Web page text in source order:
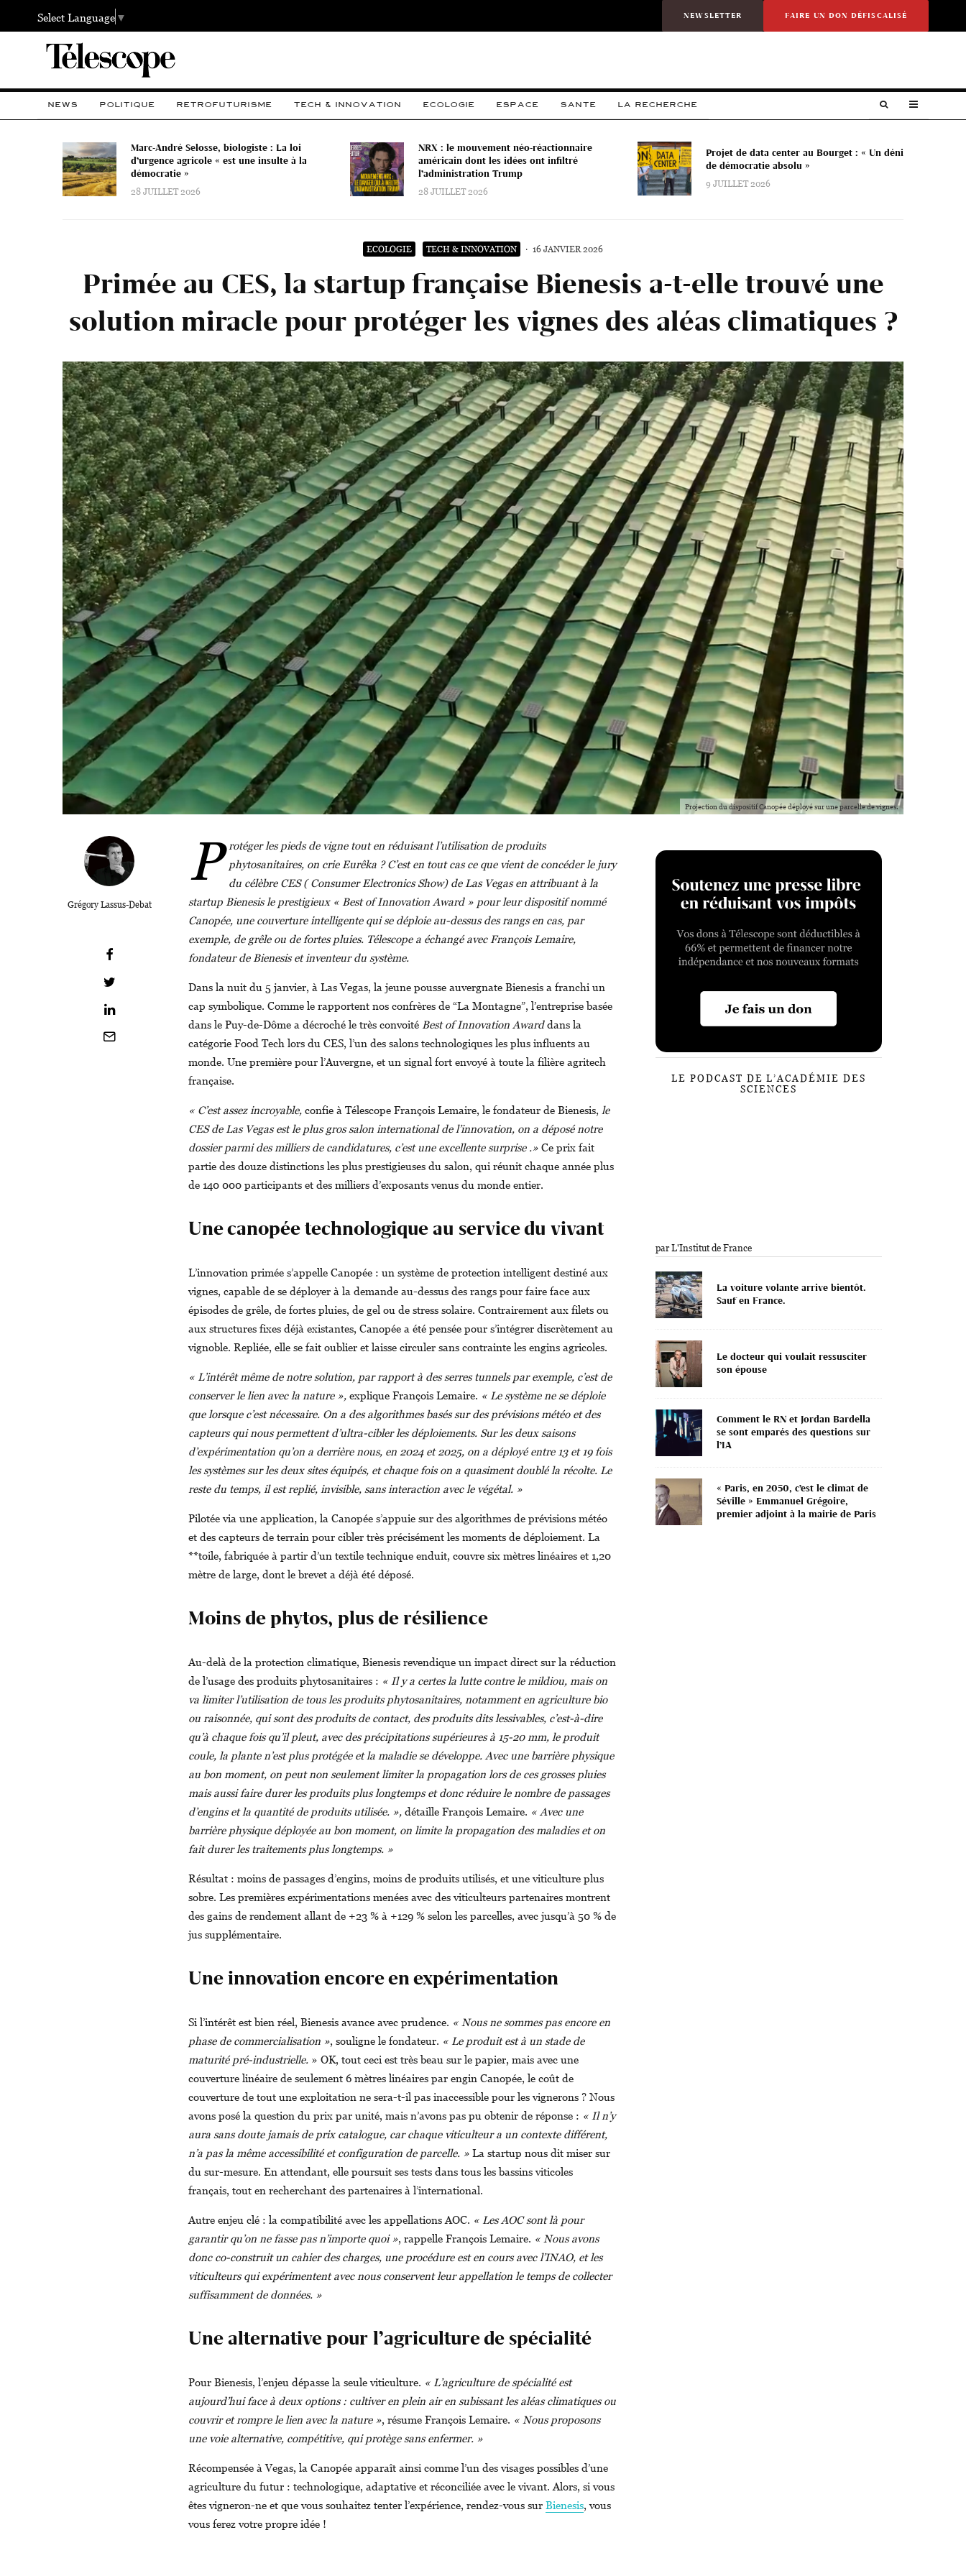
Select Language▼ NEWSLETTER FAIRE UN DON DÉFISCALISÉ
NEWS POLITIQUE RETROFUTURISME TECH & INNOVATION ECOLOGIE ESPACE SANTE LA RECHERCHE
Marc-André Selosse, biologiste : La loi
d’urgence agricole « est une insulte à la
démocratie »
28 JUILLET 2026
NRX : le mouvement néo-réactionnaire
américain dont les idées ont infiltré
l’administration Trump
28 JUILLET 2026
Projet de data center au Bourget : « Un déni
de démocratie absolu »
9 JUILLET 2026
ECOLOGIE TECH & INNOVATION · 16 JANVIER 2026
Primée au CES, la startup française Bienesis a-t-elle trouvé une
solution miracle pour protéger les vignes des aléas climatiques ?
Projection du dispositif Canopée déployé sur une parcelle de vignes.
Grégory Lassus-Debat
P rotéger les pieds de vigne tout en réduisant l’utilisation de produits
phytosanitaires, on crie Eurêka ? C’est en tout cas ce que vient de concéder le jury
du célèbre CES ( Consumer Electronics Show) de Las Vegas en attribuant à la
startup Bienesis le prestigieux « Best of Innovation Award » pour leur dispositif nommé
Canopée, une couverture intelligente qui se déploie au-dessus des rangs en cas, par
exemple, de grêle ou de fortes pluies. Télescope a échangé avec François Lemaire,
fondateur de Bienesis et inventeur du système.
Dans la nuit du 5 janvier, à Las Vegas, la jeune pousse auvergnate Bienesis a franchi un
cap symbolique. Comme le rapportent nos confrères de “La Montagne”, l’entreprise basée
dans le Puy-de-Dôme a décroché le très convoitéBest of Innovation Awarddans la
catégorie Food Tech lors du CES, l’un des salons technologiques les plus influents au
monde. Une première pour l’Auvergne, et un signal fort envoyé à toute la filière agritech
française.
« C’est assez incroyable,confie à Télescope François Lemaire, le fondateur de Bienesis, le
CES de Las Vegas est le plus gros salon international de l’innovation, on a déposé notre
dossier parmi des milliers de candidatures, c’est une excellente surprise .»Ce prix fait
partie des douze distinctions les plus prestigieuses du salon, qui réunit chaque année plus
de 140 000 participants et des milliers d’exposants venus du monde entier.
Une canopée technologique au service du vivant
L’innovation primée s’appelle Canopée : un système de protection intelligent destiné aux
vignes, capable de se déployer à la demande au-dessus des rangs pour faire face aux
épisodes de grêle, de fortes pluies, de gel ou de stress solaire. Contrairement aux filets ou
aux structures fixes déjà existantes, Canopée a été pensée pour s’intégrer discrètement au
vignoble. Repliée, elle se fait oublier et laisse circuler sans contrainte les engins agricoles.
« L’intérêt même de notre solution, par rapport à des serres tunnels par exemple, c’est de
conserver le lien avec la nature »,explique François Lemaire. « Le système ne se déploie
que lorsque c’est nécessaire. On a des algorithmes basés sur des prévisions météo et des
capteurs qui nous permettent d’ultra-cibler les déploiements. Sur les deux saisons
d’expérimentation qu’on a derrière nous, en 2024 et 2025, on a déployé entre 13 et 19 fois
les systèmes sur les deux sites équipés, et chaque fois on a quasiment doublé la récolte. Le
reste du temps, il est replié, invisible, sans interaction avec le végétal. »
Pilotée via une application, la Canopée s’appuie sur des algorithmes de prévisions météo
et des capteurs de terrain pour cibler très précisément les moments de déploiement. La
**toile, fabriquée à partir d’un textile technique enduit, couvre six mètres linéaires et 1,20
mètre de large, dont le brevet a déjà été déposé.
Moins de phytos, plus de résilience
Au-delà de la protection climatique, Bienesis revendique un impact direct sur la réduction
de l’usage des produits phytosanitaires : « Il y a certes la lutte contre le mildiou, mais on
va limiter l’utilisation de tous les produits phytosanitaires, notamment en agriculture bio
ou raisonnée, qui sont des produits de contact, des produits dits lessivables, c’est-à-dire
qu’à chaque fois qu’il pleut, avec des précipitations supérieures à 15-20 mm, le produit
coule, la plante n’est plus protégée et la maladie se développe. Avec une barrière physique
au bon moment, on peut non seulement limiter la propagation lors de ces grosses pluies
mais aussi faire durer les produits plus longtemps et donc réduire le nombre de passages
d’engins et la quantité de produits utilisée. »,détaille François Lemaire. « Avec une
barrière physique déployée au bon moment, on limite la propagation des maladies et on
fait durer les traitements plus longtemps. »
Résultat : moins de passages d’engins, moins de produits utilisés, et une viticulture plus
sobre. Les premières expérimentations menées avec des viticulteurs partenaires montrent
des gains de rendement allant de +23 % à +129 % selon les parcelles, avec jusqu’à 50 % de
jus supplémentaire.
Une innovation encore en expérimentation
Si l’intérêt est bien réel, Bienesis avance avec prudence. « Nous ne sommes pas encore en
phase de commercialisation », souligne le fondateur. « Le produit est à un stade de
maturité pré-industrielle. » OK, tout ceci est très beau sur le papier, mais avec une
couverture linéaire de seulement 6 mètres linéaires par engin Canopée, le coût de
couverture de tout une exploitation ne sera-t-il pas inaccessible pour les vignerons ? Nous
avons posé la question du prix par unité, mais n’avons pas pu obtenir de réponse : « Il n’y
aura sans doute jamais de prix catalogue, car chaque viticulteur a un contexte différent,
n’a pas la même accessibilité et configuration de parcelle. »La startup nous dit miser sur
du sur-mesure. En attendant, elle poursuit ses tests dans tous les bassins viticoles
français, tout en recherchant des partenaires à l’international.
Autre enjeu clé : la compatibilité avec les appellations AOC. « Les AOC sont là pour
garantir qu’on ne fasse pas n’importe quoi », rappelle François Lemaire. « Nous avons
donc co-construit un cahier des charges, une procédure est en cours avec l’INAO, et les
viticulteurs qui expérimentent avec nous conservent leur appellation le temps de collecter
suffisamment de données. »
Une alternative pour l’agriculture de spécialité
Pour Bienesis, l’enjeu dépasse la seule viticulture. « L’agriculture de spécialité est
aujourd’hui face à deux options : cultiver en plein air en subissant les aléas climatiques ou
couvrir et rompre le lien avec la nature », résume François Lemaire. « Nous proposons
une voie alternative, compétitive, qui protège sans enfermer. »
Récompensée à Vegas, la Canopée apparaît ainsi comme l’un des visages possibles d’une
agriculture du futur : technologique, adaptative et réconciliée avec le vivant. Alors, si vous
êtes vigneron-ne et que vous souhaitez tenter l’expérience, rendez-vous surBienesis, vous
vous ferez votre propre idée !
LE PODCAST DE L’ACADÉMIE DES
SCIENCES
par L'Institut de France
La voiture volante arrive bientôt.
Sauf en France.
Le docteur qui voulait ressusciter
son épouse
Comment le RN et Jordan Bardella
se sont emparés des questions sur
l’IA
« Paris, en 2050, c’est le climat de
Séville » Emmanuel Grégoire,
premier adjoint à la mairie de Paris